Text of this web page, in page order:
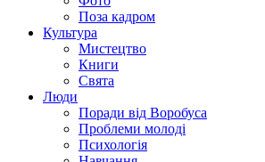
Поза кадром
Культура
Мистецтво
Книги
Свята
Люди
Поради від Воробуса
Проблеми молоді
Психологія